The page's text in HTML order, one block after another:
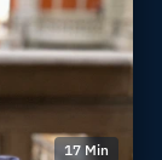
17 Min